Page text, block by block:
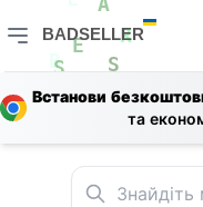
D
B
A
BADSELLER
BADSELLER —
Встанови
та